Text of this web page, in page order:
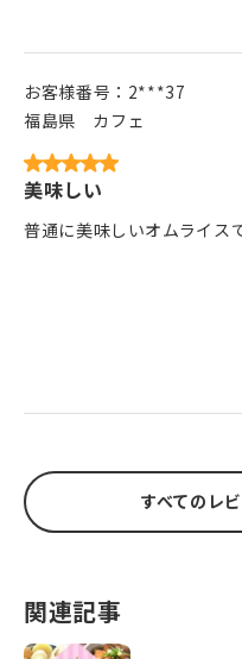
お客様番号： 2***37
福島県
カフェ
美味しい
普通に美味しいオムライス
すべてのレ
関連記事